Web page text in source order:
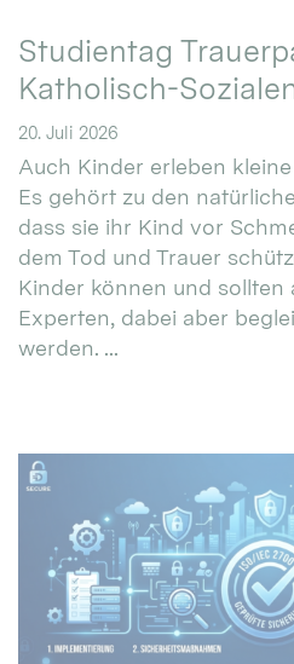
Studientag
Katholisch-
20. Juli 2026
Auch Kinder erleben
Es gehört zu den
dass sie ihr Kind vor
dem Tod und Trauer
Kinder können und sollten
Experten, dabei aber
werden. ...